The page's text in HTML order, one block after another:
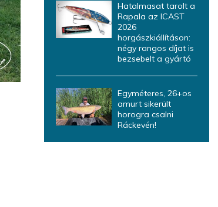
Hatalmasat tarolt a
Rapala az ICAST
2026
horgászkiállításon:
négy rangos díjat is
bezsebelt a gyártó
Egyméteres, 26+os
amurt sikerült
horogra csalni
Ráckevén!